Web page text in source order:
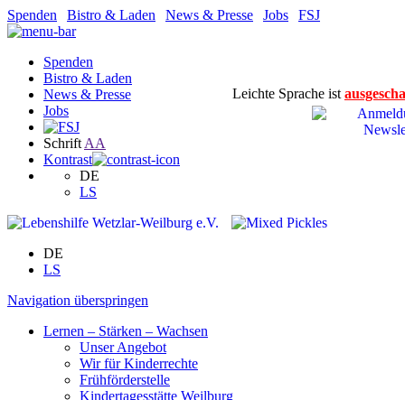
Spenden Bistro & Laden News & Presse Jobs FSJ
Spenden
Bistro & Laden
News & Presse
Jobs
Schrift AA
Kontrast
DE
LS
Leichte Sprache ist
DE
LS
Navigation überspringen
Lernen – Stärken – Wachsen
Unser Angebot
Wir für Kinderrechte
Frühförderstelle
Kindertagesstätte Weilburg